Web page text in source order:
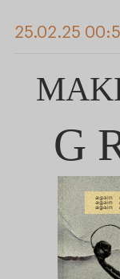
25.02.25
G